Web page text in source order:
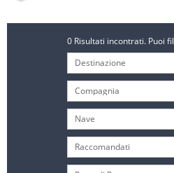
0 Risultati incontrati. Puoi